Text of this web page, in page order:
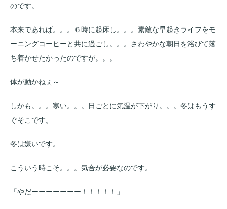
のです。
本来であれば。。。６時に起床し。。。素敵な早起きライフをモ
ーニングコーヒーと共に過ごし。。。さわやかな朝日を浴びて落
ち着かせたかったのですが。。。
体が動かねぇ～
しかも。。。寒い。。。日ごとに気温が下がり。。。冬はもうす
ぐそこです。
冬は嫌いです。
こういう時こそ。。。気合が必要なのです。
「やだーーーーーーー！！！！！」